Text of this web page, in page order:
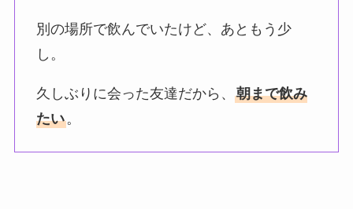
別の場所で飲んでいたけど、あともう少
し。
久しぶりに会った友達だから、 朝まで飲み
たい。